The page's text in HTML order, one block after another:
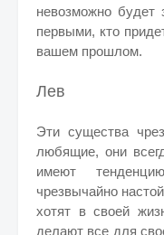
невозможно будет
первыми, кто
вашем прошлом.
Лев
Эти существа
любящие, они
имеют
чрезвычайно
хотят в своей
делают все для